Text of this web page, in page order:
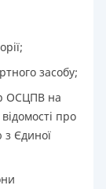
засобу;
ОСЦПВ на
про
з Єдиної